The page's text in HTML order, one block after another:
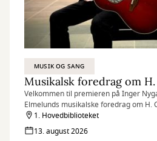
MUSIK OG SANG
Musikalsk foredrag om
Velkommen til premieren på Inger
Elmelunds musikalske foredrag om H.
Operaen i Randers Festuge.
1. Hovedbiblioteket
13. august 2026